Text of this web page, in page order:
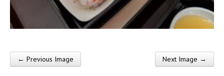
莱
会
Post navigation
← Previous Image Next Image →